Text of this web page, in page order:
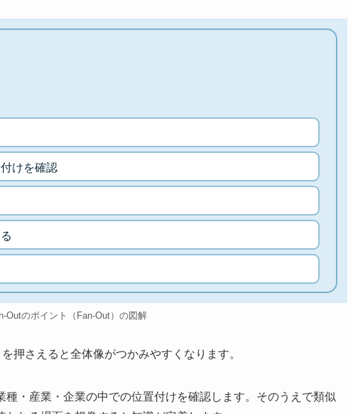
けを確認
Outのポイント（Fan-Out）の図解
押さえると全体像がつかみやすくなります。
種・産業・企業の中での位置付けを確認します。そのうえで類似